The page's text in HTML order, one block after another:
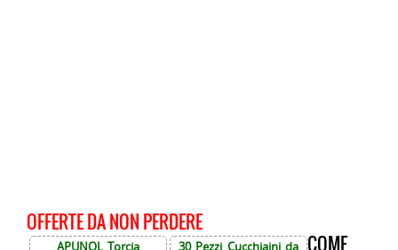
OFFERTE DA NON PERDERE
APUNOL Torcia 30 Pezzi Cucchiaini da COME